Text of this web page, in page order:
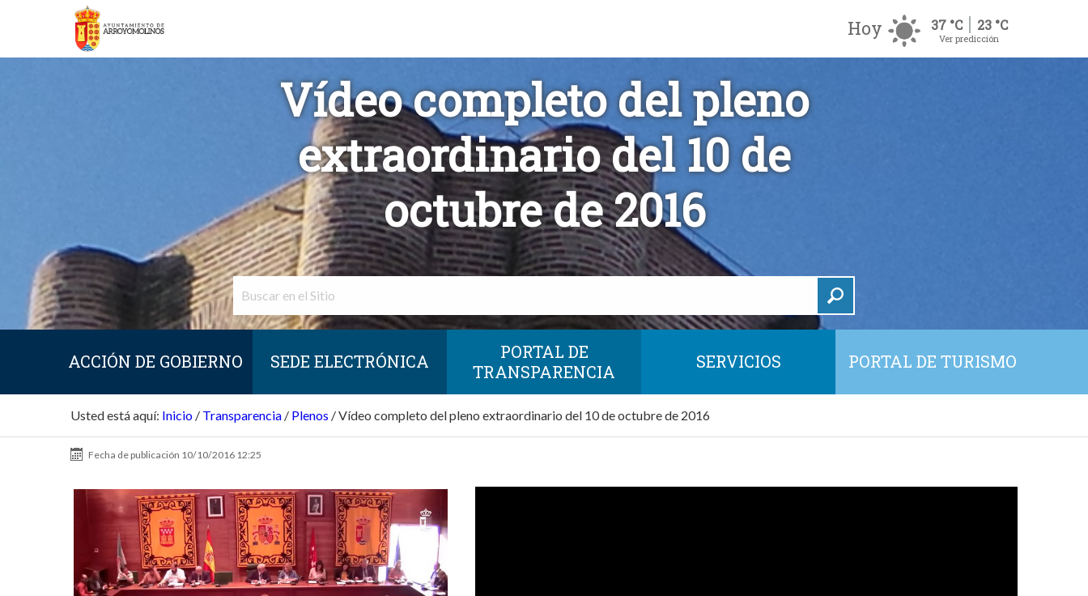
Hoy 37 °C 23 °C
Ver predicción
Vídeo completo del pleno
extraordinario del 10 de
octubre de 2016
ACCIÓN DE GOBIERNO SEDE ELECTRÓNICA
PORTAL DE
TRANSPARENCIA
SERVICIOS PORTAL DE TURISMO
Usted está aquí: Inicio / Transparencia / Plenos /Vídeo completo del pleno extraordinario del 10 de octubre de 2016
Fecha de publicación 10/10/2016 12:25